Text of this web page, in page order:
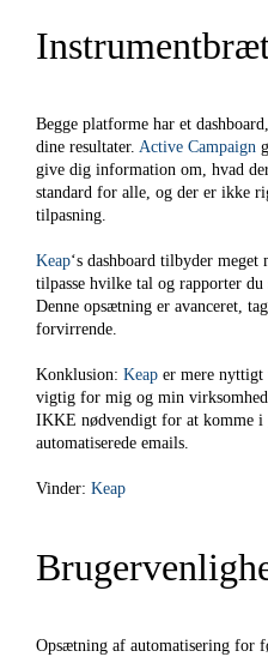
Begge platforme har et
dine resultater. Active Campaign
give dig information om, hvad
standard for alle, og der er ikke
tilpasning.
Keap‘s dashboard tilbyder
tilpasse hvilke tal og rapporter du
Denne opsætning er avanceret,
forvirrende.
Konklusion: Keap er mere
vigtig for mig og min
IKKE nødvendigt for at komme i
automatiserede emails.
Vinder: Keap
Opsætning af automatisering for